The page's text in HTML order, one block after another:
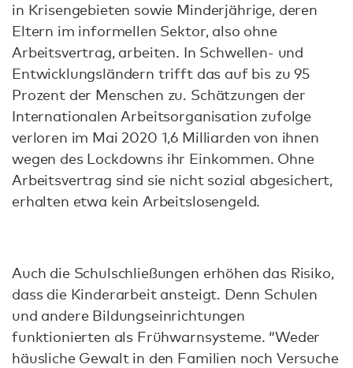
in Krisengebieten sowie Minderjährige, deren
Eltern im informellen Sektor, also ohne
Arbeitsvertrag, arbeiten. In Schwellen- und
Entwicklungsländern trifft das auf bis zu 95
Prozent der Menschen zu. Schätzungen der
Internationalen Arbeitsorganisation zufolge
verloren im Mai 2020 1,6 Milliarden von ihnen
wegen des Lockdowns ihr Einkommen. Ohne
Arbeitsvertrag sind sie nicht sozial abgesichert,
erhalten etwa kein Arbeitslosengeld.
Auch die Schulschließungen erhöhen das Risiko,
dass die Kinderarbeit ansteigt. Denn Schulen
und andere Bildungseinrichtungen
funktionierten als Frühwarnsysteme. “Weder
häusliche Gewalt in den Familien noch Versuche